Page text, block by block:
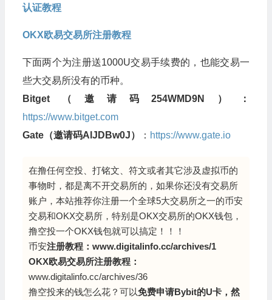
认证教程
OKX欧易交易所注册教程
下面两个为注册送1000U交易手续费的，也能交易一
些大交易所没有的币种。
Bitget（邀请码254WMD9N）：
https://www.bitget.com
Gate（邀请码AlJDBw0J）
： https://www.gate.io
在撸任何空投、打铭文、符文或者其它涉及虚拟币的
事物时，都是离不开交易所的，如果你还没有交易所
账户，本站推荐你注册一个全球5大交易所之一的币安
交易和OKX交易所，特别是OKX交易所的OKX钱包，
撸空投一个OKX钱包就可以搞定！！！
币安注册教程： www.digitalinfo.cc/archives/1
OKX欧易交易所注册教程：
www.digitalinfo.cc/archives/36
撸空投来的钱怎么花？可以免费申请Bybit的U卡，然